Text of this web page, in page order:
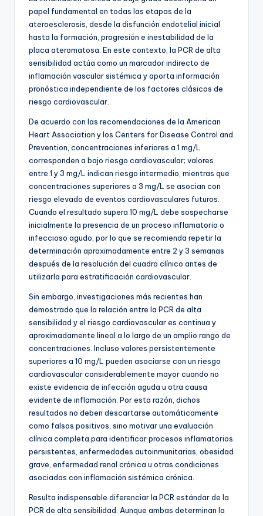
papel fundamental en todas las etapas de la
ateroesclerosis, desde la disfunción endotelial inicial
hasta la formación, progresión e inestabilidad de la
placa ateromatosa. En este contexto, la PCR de alta
sensibilidad actúa como un marcador indirecto de
inflamación vascular sistémica y aporta información
pronóstica independiente de los factores clásicos de
riesgo cardiovascular.
De acuerdo con las recomendaciones de la American
Heart Association y los Centers for Disease Control and
Prevention, concentraciones inferiores a 1 mg/L
corresponden a bajo riesgo cardiovascular; valores
entre 1 y 3 mg/L indican riesgo intermedio, mientras que
concentraciones superiores a 3 mg/L se asocian con
riesgo elevado de eventos cardiovasculares futuros.
Cuando el resultado supera 10 mg/L debe sospecharse
inicialmente la presencia de un proceso inflamatorio o
infeccioso agudo, por lo que se recomienda repetir la
determinación aproximadamente entre 2 y 3 semanas
después de la resolución del cuadro clínico antes de
utilizarla para estratificación cardiovascular.
Sin embargo, investigaciones más recientes han
demostrado que la relación entre la PCR de alta
sensibilidad y el riesgo cardiovascular es continua y
aproximadamente lineal a lo largo de un amplio rango de
concentraciones. Incluso valores persistentemente
superiores a 10 mg/L pueden asociarse con un riesgo
cardiovascular considerablemente mayor cuando no
existe evidencia de infección aguda u otra causa
evidente de inflamación. Por esta razón, dichos
resultados no deben descartarse automáticamente
como falsos positivos, sino motivar una evaluación
clínica completa para identificar procesos inflamatorios
persistentes, enfermedades autoinmunitarias, obesidad
grave, enfermedad renal crónica u otras condiciones
asociadas con inflamación sistémica crónica.
Resulta indispensable diferenciar la PCR estándar de la
PCR de alta sensibilidad. Aunque ambas determinan la